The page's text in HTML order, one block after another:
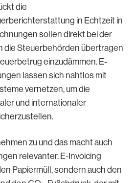
die
in Echtzeit in
sollen direkt bei der
die Steuerbehörden übertragen
einzudämmen. E-
lassen sich nahtlos mit
vernetzen, um die
und internationaler
zu und das macht auch
relevanter. E-Invoicing
Papiermüll, sondern auch den